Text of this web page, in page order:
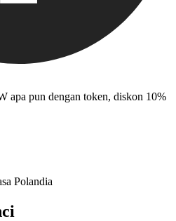
apa pun dengan token, diskon 10%
Polandia